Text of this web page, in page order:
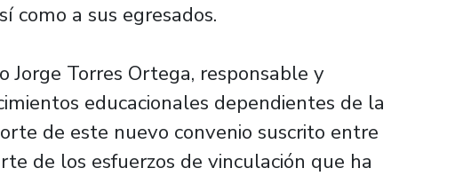
como a sus egresados.
Jorge Torres Ortega, responsable y
educacionales dependientes de la
de este nuevo convenio suscrito entre
de los esfuerzos de vinculación que ha